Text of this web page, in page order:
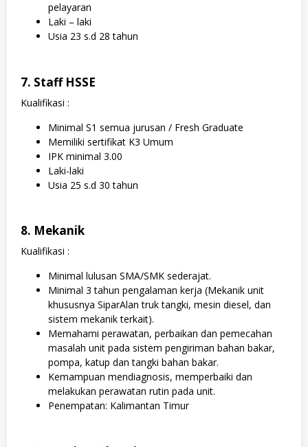
pelayaran
Laki – laki
Usia 23 s.d 28 tahun
7. Staff HSSE
Kualifikasi :
Minimal S1 semua jurusan / Fresh Graduate
Memiliki sertifikat K3 Umum
IPK minimal 3.00
Laki-laki
Usia 25 s.d 30 tahun
8. Mekanik
Kualifikasi :
Minimal lulusan SMA/SMK sederajat.
Minimal 3 tahun pengalaman kerja (Mekanik unit
khususnya SiparAlan truk tangki, mesin diesel, dan
sistem mekanik terkait).
Memahami perawatan, perbaikan dan pemecahan
masalah unit pada sistem pengiriman bahan bakar,
pompa, katup dan tangki bahan bakar.
Kemampuan mendiagnosis, memperbaiki dan
melakukan perawatan rutin pada unit.
Penempatan: Kalimantan Timur